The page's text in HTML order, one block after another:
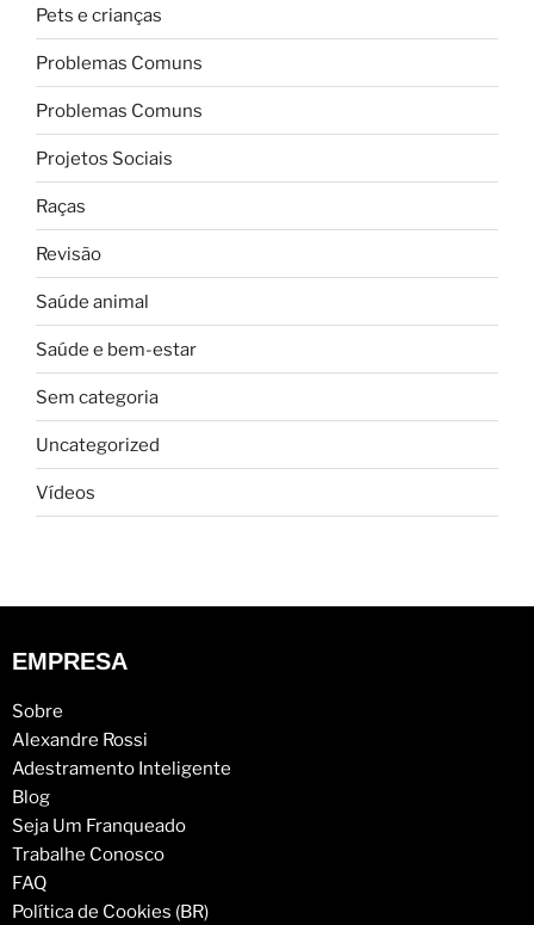
Pets e crianças
Problemas Comuns
Problemas Comuns
Projetos Sociais
Raças
Revisão
Saúde animal
Saúde e bem-estar
Sem categoria
Uncategorized
Vídeos
EMPRESA
Sobre
Alexandre Rossi
Adestramento Inteligente
Blog
Seja Um Franqueado
Trabalhe Conosco
FAQ
Política de Cookies (BR)